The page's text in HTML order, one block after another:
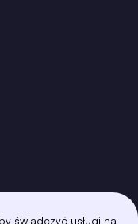
świadczyć usługi na